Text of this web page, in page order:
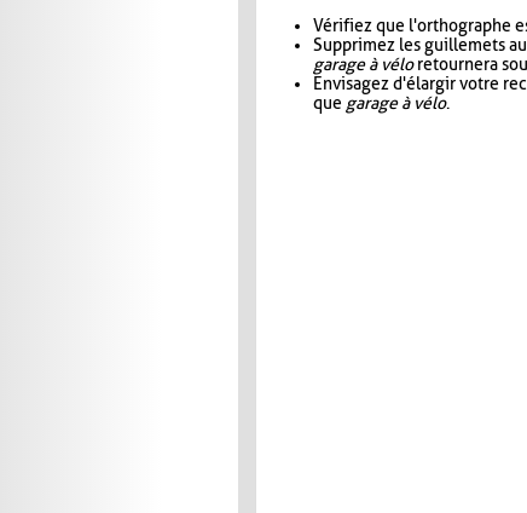
Vérifiez que l'orthographe
Supprimez les guillemets
garage à véloretournera
Envisagez d'élargir votre
que garage à vélo.